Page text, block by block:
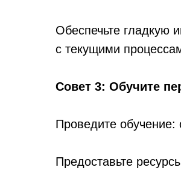
Обеспечьте гладкую
с текущими
Совет 3: Обучите
Проведите обучение:
Предоставьте